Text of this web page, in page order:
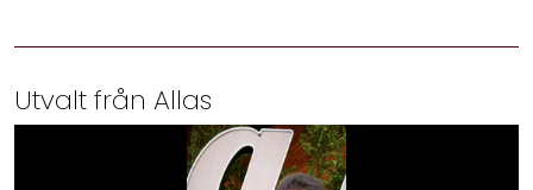
Utvalt från Allas